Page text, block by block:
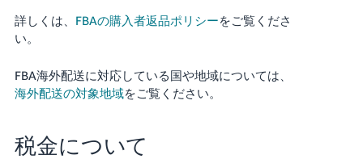
詳しくは、 FBAの購入者返品ポリシーをご覧くださ
い。
FBA海外配送に対応している国や地域については、
海外配送の対象地域をご覧ください。
税金について